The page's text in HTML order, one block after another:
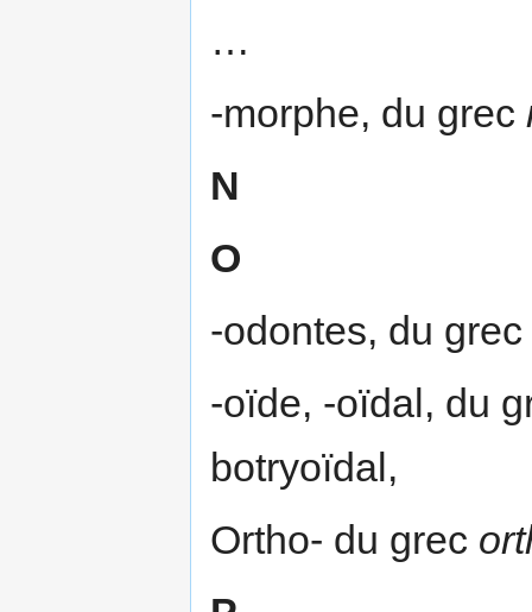
…
-morphe, du grec
N
O
-odontes, du grec
-oïde, -oïdal, du
botryoïdal,
Ortho- du grec